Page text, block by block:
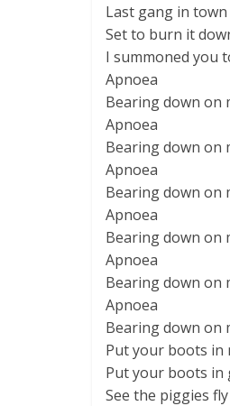
Last gang in town
Set to burn it
I summoned you
Apnoea
Bearing down on
Apnoea
Bearing down on
Apnoea
Bearing down on
Apnoea
Bearing down on
Apnoea
Bearing down on
Apnoea
Bearing down on
Put your boots in
Put your boots in
See the piggies fly